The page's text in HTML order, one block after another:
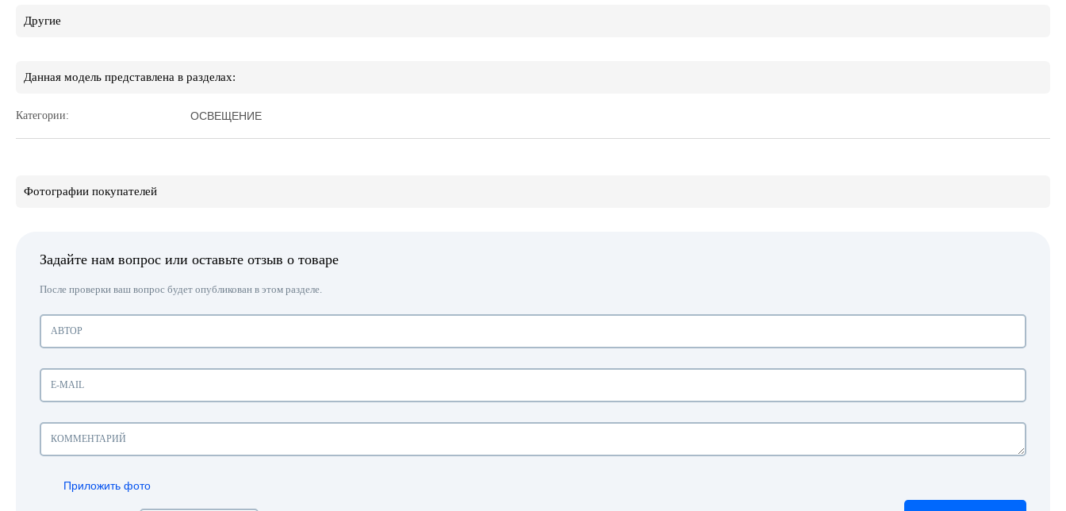
Другие
Данная модель представлена в разделах:
Категории: ОСВЕЩЕНИЕ
Фотографии покупателей
Задайте нам вопрос или оставьте отзыв о товаре
После проверки ваш вопрос будет опубликован в этом разделе.
Приложить фото